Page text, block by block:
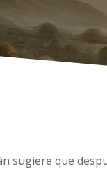
sugiere que